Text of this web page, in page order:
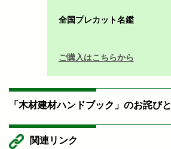
全国プレカット名鑑
ご購入はこちらから
「木材建材ハンドブック」のお詫び
関連リンク